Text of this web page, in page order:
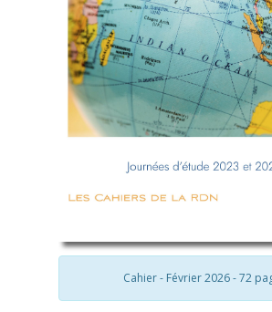
Cahier - Février 2026 - 72